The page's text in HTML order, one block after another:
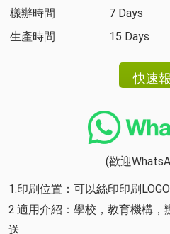
樣辦時間
7 Days
生產時間
15 Days
(歡迎
1.印刷位置：可以絲印印刷LOGO
2.適用介紹：學校，教育機構，
送